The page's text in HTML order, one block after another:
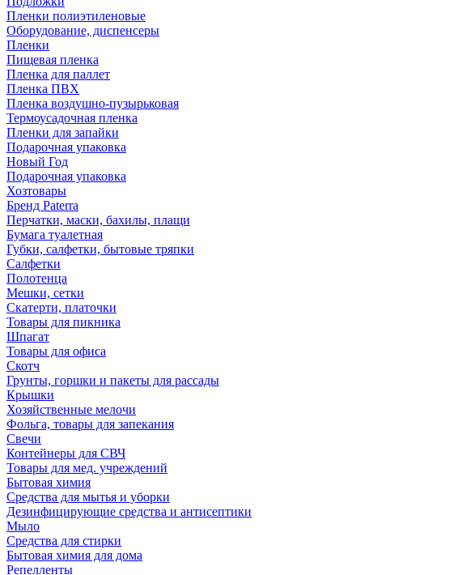
Пленки полиэтиленовые
Оборудование, диспенсеры
Пленки
Пищевая пленка
Пленка для паллет
Пленка ПВХ
Пленка воздушно-пузырьковая
Термоусадочная пленка
Пленки для запайки
Подарочная упаковка
Новый Год
Подарочная упаковка
Хозтовары
Бренд Paterra
Перчатки, маски, бахилы, плащи
Бумага туалетная
Губки, салфетки, бытовые тряпки
Салфетки
Полотенца
Мешки, сетки
Скатерти, платочки
Товары для пикника
Шпагат
Товары для офиса
Скотч
Грунты, горшки и пакеты для рассады
Крышки
Хозяйственные мелочи
Фольга, товары для запекания
Свечи
Контейнеры для СВЧ
Товары для мед. учреждений
Бытовая химия
Средства для мытья и уборки
Дезинфицирующие средства и антисептики
Мыло
Средства для стирки
Бытовая химия для дома
Репелленты